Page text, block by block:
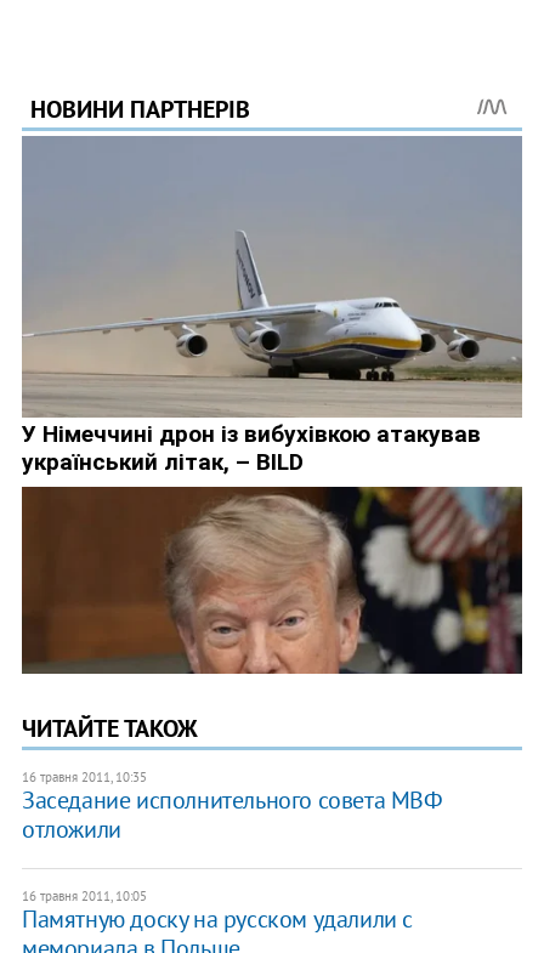
ЧИТАЙТЕ ТАКОЖ
16 травня 2011, 10:35
Заседание исполнительного совета МВФ
отложили
16 травня 2011, 10:05
Памятную доску на русском удалили с